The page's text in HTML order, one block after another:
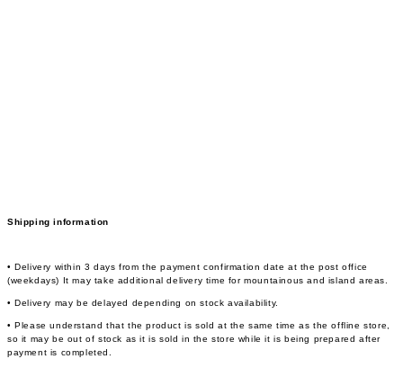
Shipping information
• Delivery within 3 days from the payment confirmation date at the post office
(weekdays) It may take additional delivery time for mountainous and island areas.
• Delivery may be delayed depending on stock availability.
• Please understand that the product is sold at the same time as the offline store,
so it may be out of stock as it is sold in the store while it is being prepared after
payment is completed.